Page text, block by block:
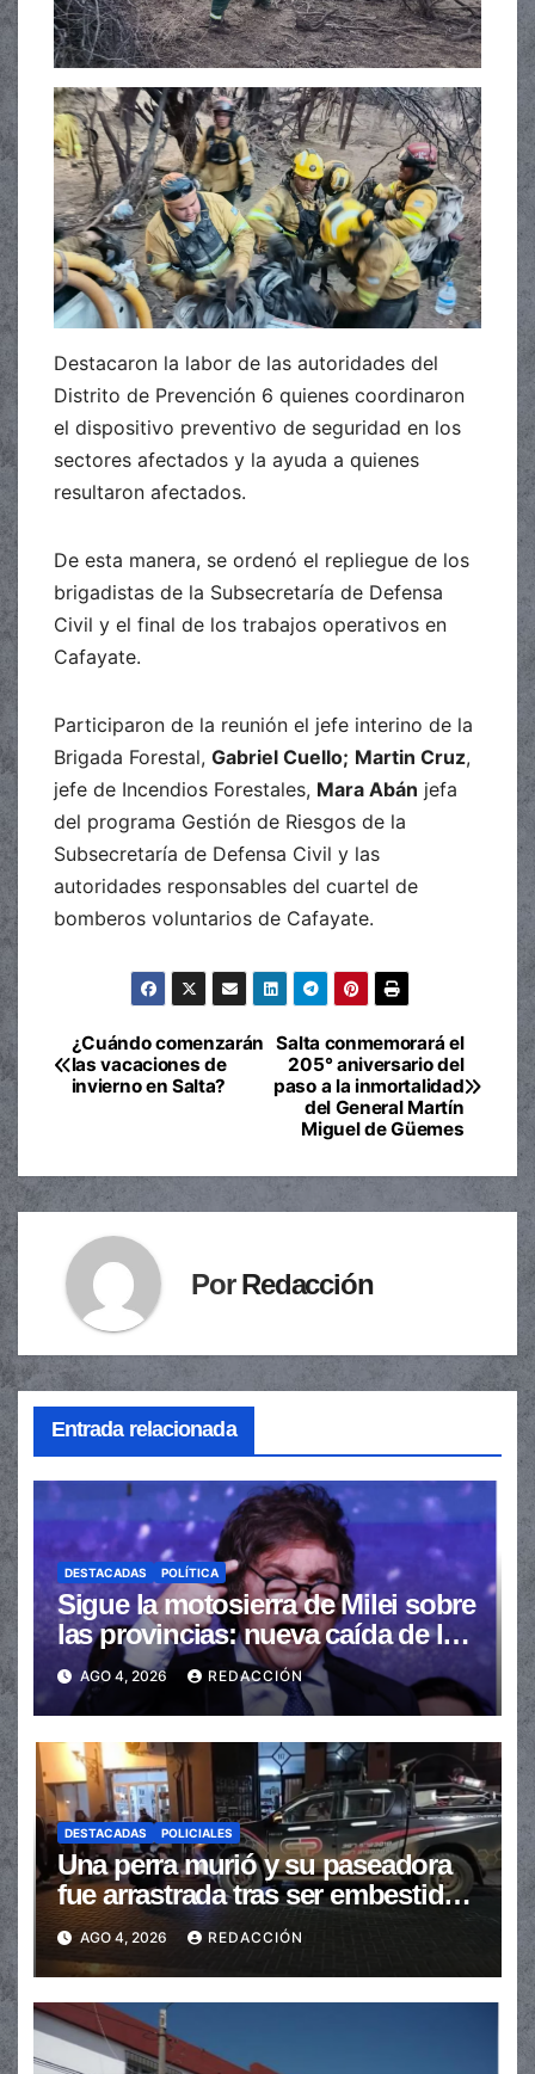
Destacaron la labor de las autoridades del
Distrito de Prevención 6 quienes coordinaron
el dispositivo preventivo de seguridad en los
sectores afectados y la ayuda a quienes
resultaron afectados.
De esta manera, se ordenó el repliegue de los
brigadistas de la Subsecretaría de Defensa
Civil y el final de los trabajos operativos en
Cafayate.
Participaron de la reunión el jefe interino de la
Brigada Forestal, Gabriel Cuello; Martin Cruz,
jefe de Incendios Forestales, Mara Abán jefa
del programa Gestión de Riesgos de la
Subsecretaría de Defensa Civil y las
autoridades responsables del cuartel de
bomberos voluntarios de Cafayate.
Navegación
de
Salta conmemorará el
205° aniversario del
paso a la inmortalidad
del General Martín
Miguel de Güemes
¿Cuándo comenzarán
las vacaciones de
invierno en Salta?
PorRedacción
Entrada relacionada
DESTACADAS POLÍTICA
Sigue la motosierra de Milei sobre
las provincias: nueva caída de las
transferencias no automáticas
AGO 4, 2026 REDACCIÓN
DESTACADAS POLICIALES
Una perra murió y su paseadora
fue arrastrada tras ser embestidas
en la senda peatonal
AGO 4, 2026 REDACCIÓN